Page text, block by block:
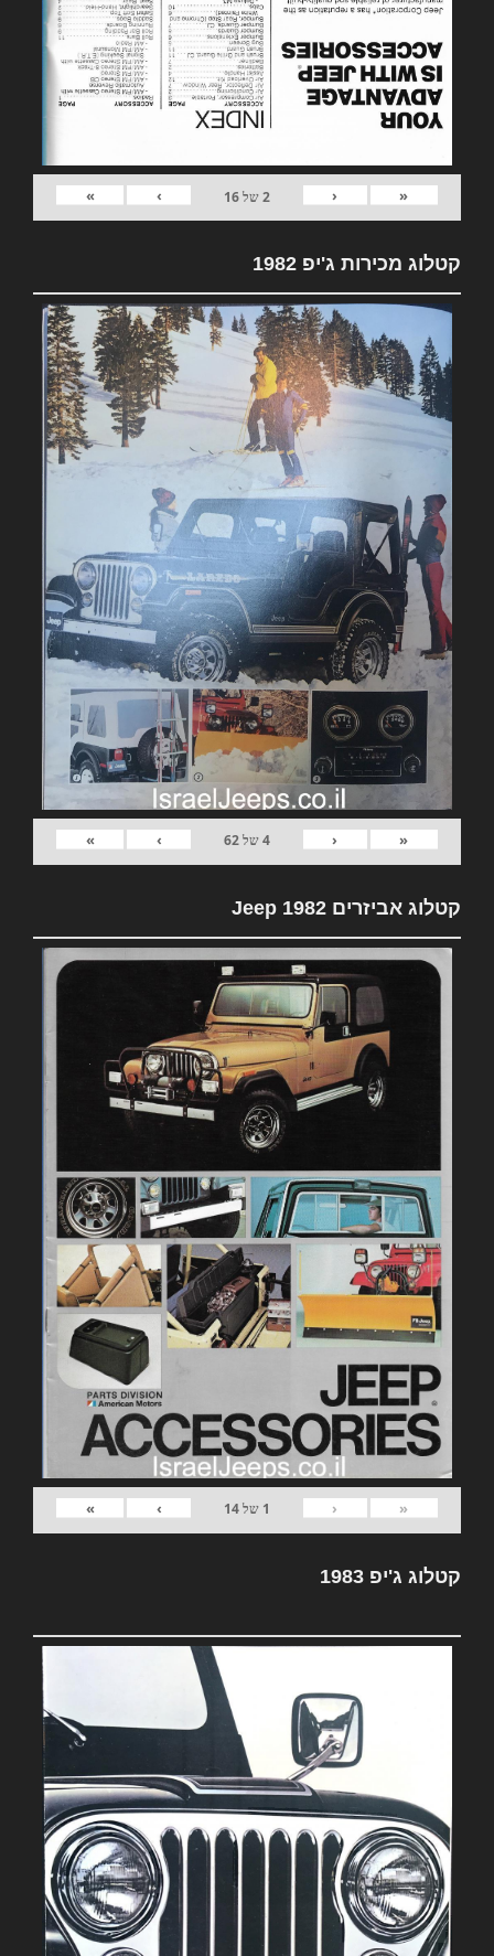
«
‹
2של16
›
»
קטלוג מכירות ג'יפ 1982
«
‹
4של62
›
»
קטלוג אביזרים 1982 Jeep
«
‹
1 של14
›
»
קטלוג ג'יפ 1983